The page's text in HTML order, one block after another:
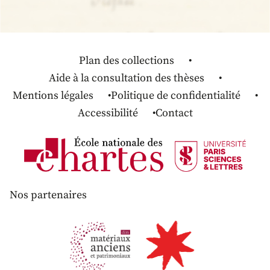
Plan des collections
Aide à la consultation des thèses
Mentions légales
Politique de confidentialité
Accessibilité
Contact
Nos partenaires